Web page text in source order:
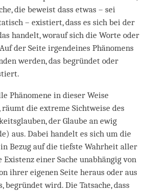
die beweist dass etwas – sei
– existiert, dass es sich bei der
handelt, worauf sich die Worte oder
der Seite irgendeines Phänomens
werden, das begründet oder
Phänomene in dieser Weise
die extreme Sichtweise des
der Glaube an ewig
aus. Dabei handelt es sich um die
Bezug auf die tiefste Wahrheit aller
Existenz einer Sache unabhängig von
ihrer eigenen Seite heraus oder aus
begründet wird. Die Tatsache, dass